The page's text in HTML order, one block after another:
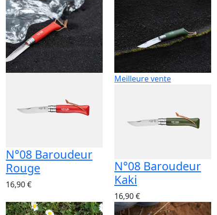
N°08 Baroudeur
Rouge
16,90 €
Meilleure vente
N°08 Baroudeur
Kaki
16,90 €